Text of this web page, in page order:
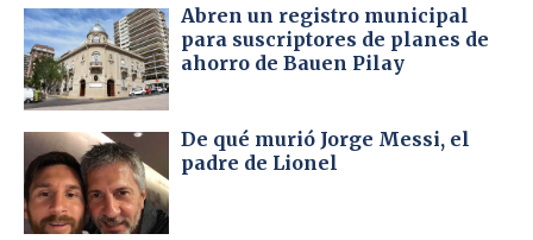
Abren un registro municipal
para suscriptores de planes de
ahorro de Bauen Pilay
De qué murió Jorge Messi, el
padre de Lionel